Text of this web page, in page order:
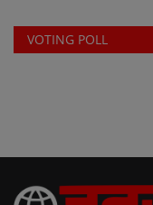
VOTING POLL